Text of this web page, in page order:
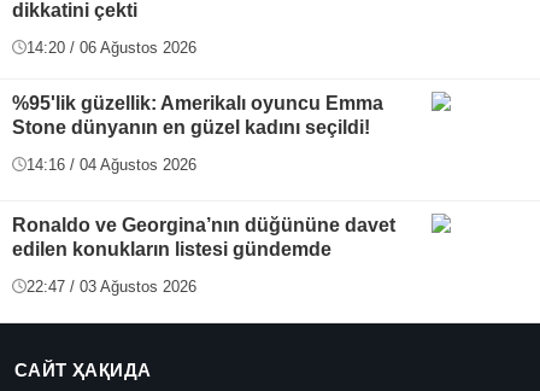
dikkatini çekti
14:20 / 06 Ağustos 2026
%95'lik güzellik: Amerikalı oyuncu Emma
Stone dünyanın en güzel kadını seçildi!
14:16 / 04 Ağustos 2026
Ronaldo ve Georgina’nın düğününe davet
edilen konukların listesi gündemde
22:47 / 03 Ağustos 2026
САЙТ ҲАҚИДА